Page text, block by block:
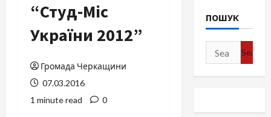
“Студ-Міс
України 2012”
Громада Черкащини
07.03.2016
1 minute read
0
ПОШУК
Search
for: